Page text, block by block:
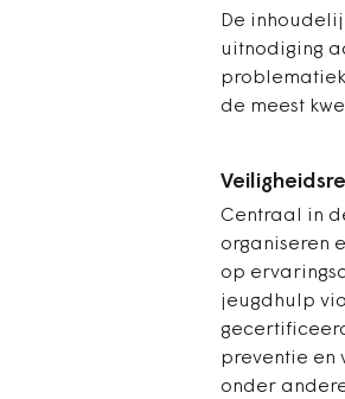
De
uitnodiging
de meest
Centraal in
organiseren
op
jeugdhulp
preventie en
onder